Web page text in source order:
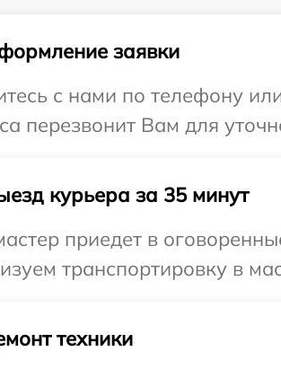
заявки
с нами по телефону
перезвонит Вам для
курьера за 35 минут
приедет в
транспортировку в
техники